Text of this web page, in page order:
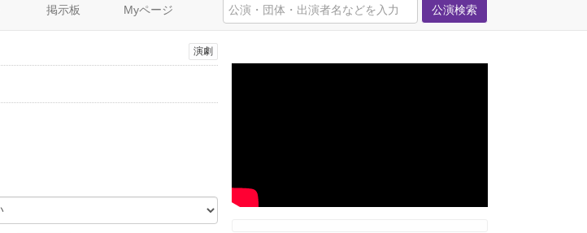
公演検索
掲示板 Myページ
演劇